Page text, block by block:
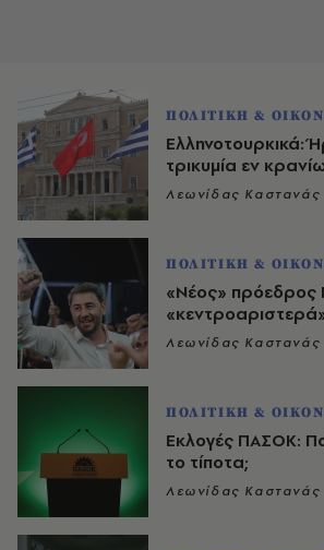
ΠΟΛΙΤΙΚΗ &
Ελληνοτουρκικά:
τρικυμία εν
Λεωνίδας Καστανάς
ΠΟΛΙΤΙΚΗ &
«Νέος»
Λεωνίδας Καστανάς
ΠΟΛΙΤΙΚΗ &
Εκλογές ΠΑΣΟΚ:
το τίποτα;
Λεωνίδας Καστανάς